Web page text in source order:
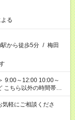
る
から徒歩5分 / 梅田
軽にご相談くださ